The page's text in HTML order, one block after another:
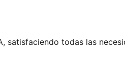
satisfaciendo todas las